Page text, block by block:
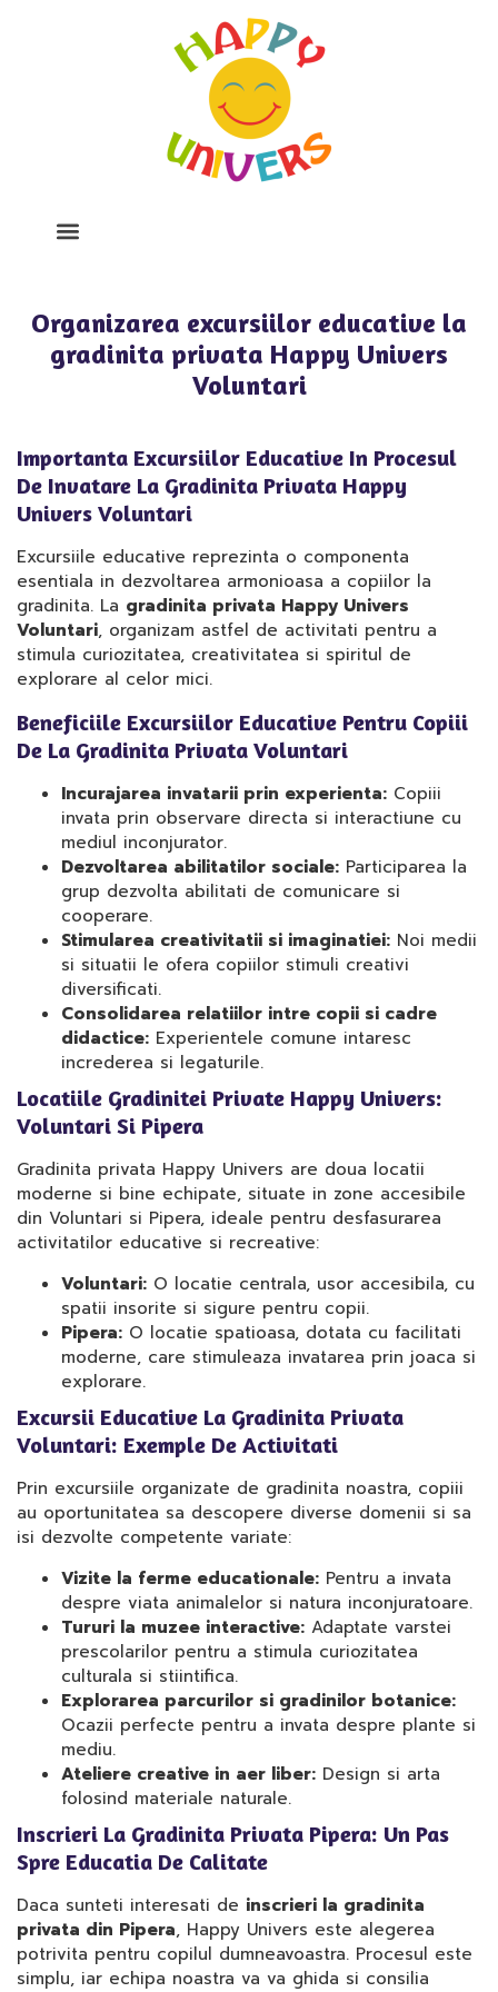
Organizarea excursiilor educative la
gradinita privata Happy Univers
Voluntari
Importanta Excursiilor Educative In Procesul
De Invatare La Gradinita Privata Happy
Univers Voluntari
Excursiile educative reprezinta o componenta
esentiala in dezvoltarea armonioasa a copiilor la
gradinita. La gradinita privata Happy Univers
Voluntari, organizam astfel de activitati pentru a
stimula curiozitatea, creativitatea si spiritul de
explorare al celor mici.
Beneficiile Excursiilor Educative Pentru Copiii
De La Gradinita Privata Voluntari
Incurajarea invatarii prin experienta: Copiii
invata prin observare directa si interactiune cu
mediul inconjurator.
Dezvoltarea abilitatilor sociale: Participarea la
grup dezvolta abilitati de comunicare si
cooperare.
Stimularea creativitatii si imaginatiei: Noi medii
si situatii le ofera copiilor stimuli creativi
diversificati.
Consolidarea relatiilor intre copii si cadre
didactice: Experientele comune intaresc
increderea si legaturile.
Locatiile Gradinitei Private Happy Univers:
Voluntari Si Pipera
Gradinita privata Happy Univers are doua locatii
moderne si bine echipate, situate in zone accesibile
din Voluntari si Pipera, ideale pentru desfasurarea
activitatilor educative si recreative:
Voluntari: O locatie centrala, usor accesibila, cu
spatii insorite si sigure pentru copii.
Pipera: O locatie spatioasa, dotata cu facilitati
moderne, care stimuleaza invatarea prin joaca si
explorare.
Excursii Educative La Gradinita Privata
Voluntari: Exemple De Activitati
Prin excursiile organizate de gradinita noastra, copiii
au oportunitatea sa descopere diverse domenii si sa
isi dezvolte competente variate:
Vizite la ferme educationale: Pentru a invata
despre viata animalelor si natura inconjuratoare.
Tururi la muzee interactive: Adaptate varstei
prescolarilor pentru a stimula curiozitatea
culturala si stiintifica.
Explorarea parcurilor si gradinilor botanice:
Ocazii perfecte pentru a invata despre plante si
mediu.
Ateliere creative in aer liber: Design si arta
folosind materiale naturale.
Inscrieri La Gradinita Privata Pipera: Un Pas
Spre Educatia De Calitate
Daca sunteti interesati de inscrieri la gradinita
privata din Pipera, Happy Univers este alegerea
potrivita pentru copilul dumneavoastra. Procesul este
simplu, iar echipa noastra va va ghida si consilia